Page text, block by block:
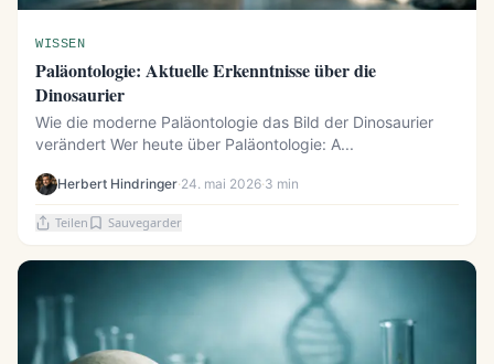
WISSEN
Paläontologie: Aktuelle Erkenntnisse über die
Dinosaurier
Wie die moderne Paläontologie das Bild der Dinosaurier
verändert Wer heute über Paläontologie: A...
Herbert Hindringer·24. mai 2026·3 min
Teilen Sauvegarder